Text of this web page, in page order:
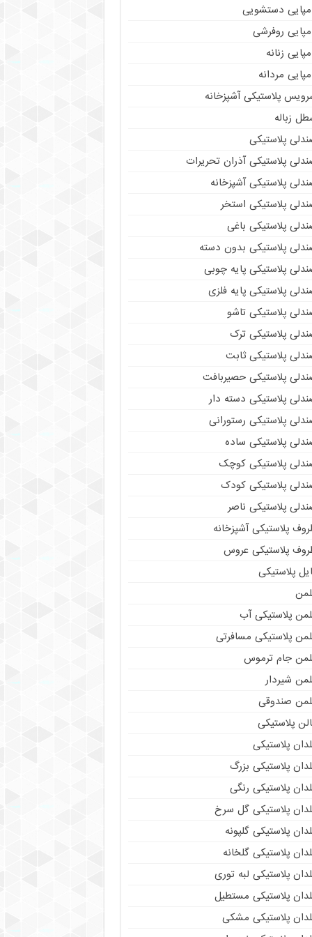
دستشویی
روفرشی
زنانه
مردانه
پلاستیکی آشپزخانه
زباله
پلاستیکی
پلاستیکی آذران تحریرات
پلاستیکی آشپزخانه
پلاستیکی استخر
پلاستیکی باغی
پلاستیکی بدون دسته
پلاستیکی پایه چوبی
پلاستیکی پایه فلزی
پلاستیکی تاشو
پلاستیکی ترک
پلاستیکی ثابت
پلاستیکی حصیربافت
پلاستیکی دسته دار
پلاستیکی رستورانی
پلاستیکی ساده
پلاستیکی کوچک
پلاستیکی کودک
پلاستیکی ناصر
پلاستیکی آشپزخانه
پلاستیکی عروس
پلاستیکی
پلاستیکی آب
پلاستیکی مسافرتی
جام ترموس
شیردار
صندوقی
پلاستیکی
پلاستیکی
پلاستیکی بزرگ
پلاستیکی رنگی
پلاستیکی گل سرخ
پلاستیکی گلپونه
پلاستیکی گلخانه
پلاستیکی لبه توری
پلاستیکی مستطیل
پلاستیکی مشکی